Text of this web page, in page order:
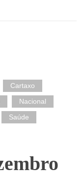
Cartaxo
Nacional
Saúde